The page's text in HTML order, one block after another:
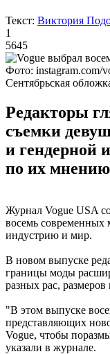
Текст: Виктория
1
5645
Фото: instagram.com/
Сентябрьская
Редакторы
съемки
и гендерной
по их
Журнал Vogue USA
восемь
индустрию и мир.
В новом выпуске
границы моды
разных рас,
"В этом выпуске
представляющих
Vogue, чтобы
указали в журнале.